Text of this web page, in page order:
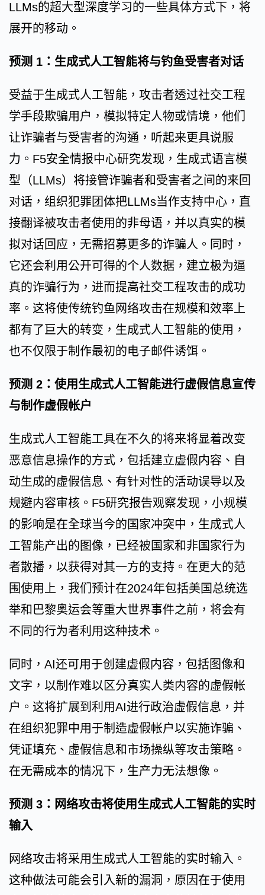
LLMs的超大型深度学习的一些具体方式下，将
展开的移动。
预测 1：生成式人工智能将与钓鱼受害者对话
受益于生成式人工智能，攻击者透过社交工程
学手段欺骗用户，模拟特定人物或情境，他们
让诈骗者与受害者的沟通，听起来更具说服
力。F5安全情报中心研究发现，生成式语言模
型（LLMs）将接管诈骗者和受害者之间的来回
对话，组织犯罪团体把LLMs当作支持中心，直
接翻译被攻击者使用的非母语，并以真实的模
拟对话回应，无需招募更多的诈骗人。同时，
它还会利用公开可得的个人数据，建立极为逼
真的诈骗行为，进而提高社交工程攻击的成功
率。这将使传统钓鱼网络攻击在规模和效率上
都有了巨大的转变，生成式人工智能的使用，
也不仅限于制作最初的电子邮件诱饵。
预测 2：使用生成式人工智能进行虚假信息宣传
与制作虚假帐户
生成式人工智能工具在不久的将来将显着改变
恶意信息操作的方式，包括建立虚假内容、自
动生成的虚假信息、有针对性的活动误导以及
规避内容审核。F5研究报告观察发现，小规模
的影响是在全球当今的国家冲突中，生成式人
工智能产出的图像，已经被国家和非国家行为
者散播，以获得对其一方的支持。在更大的范
围使用上，我们预计在2024年包括美国总统选
举和巴黎奥运会等重大世界事件之前，将会有
不同的行为者利用这种技术。
同时，AI还可用于创建虚假内容，包括图像和
文字，以制作难以区分真实人类内容的虚假帐
户。这将扩展到利用AI进行政治虚假信息，并
在组织犯罪中用于制造虚假帐户以实施诈骗、
凭证填充、虚假信息和市场操纵等攻击策略。
在无需成本的情况下，生产力无法想像。
预测 3：网络攻击将使用生成式人工智能的实时
输入
网络攻击将采用生成式人工智能的实时输入。
这种做法可能会引入新的漏洞，原因在于使用